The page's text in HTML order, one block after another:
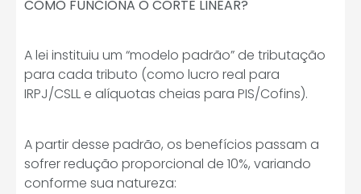
COMO FUNCIONA O CORTE LINEAR?
A lei instituiu um “modelo padrão” de tributação
para cada tributo (como lucro real para
IRPJ/CSLL e alíquotas cheias para PIS/Cofins).
A partir desse padrão, os benefícios passam a
sofrer redução proporcional de 10%, variando
conforme sua natureza: